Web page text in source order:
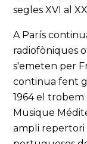
segles XVI al
A París
radiofòniques
s'emeten per
continua fent
1964 el
Musique
ampli repertori